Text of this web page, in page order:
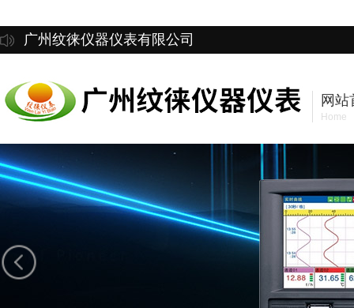
广州纹徕仪器仪表有限公司
网站
Home